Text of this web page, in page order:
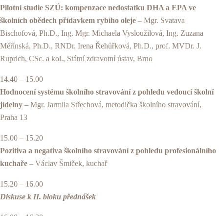
Pilotní studie SZÚ: kompenzace nedostatku DHA a EPA ve
školních obědech přídavkem rybího oleje – Mgr. Svatava
Bischofová, Ph.D., Ing. Mgr. Michaela Vysloužilová, Ing. Zuzana
Měřínská, Ph.D., RNDr. Irena Řehůřková, Ph.D., prof. MVDr. J.
Ruprich, CSc. a kol., Státní zdravotní ústav, Brno
14.40 – 15.00
Hodnocení systému školního stravování z pohledu vedoucí školní
jídelny – Mgr. Jarmila Střechová, metodička školního stravování,
Praha 13
15.00 – 15.20
Pozitiva a negativa školního stravování z pohledu profesionálního
kuchaře – Václav Šmiček, kuchař
15.20 – 16.00
Diskuse k II. bloku přednášek